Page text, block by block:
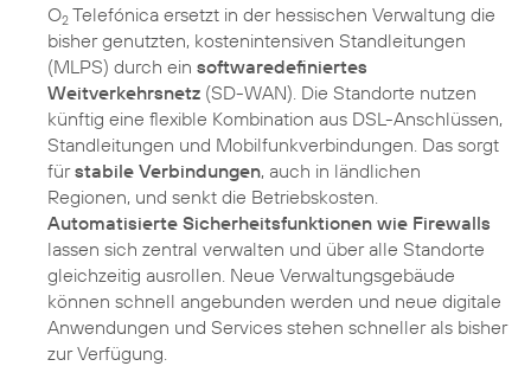
O2 Telefónica ersetzt in der hessischen Verwaltung die
bisher genutzten, kostenintensiven Standleitungen
(MLPS) durch ein softwaredefiniertes
Weitverkehrsnetz (SD-WAN). Die Standorte nutzen
künftig eine flexible Kombination aus DSL-Anschlüssen,
Standleitungen und Mobilfunkverbindungen. Das sorgt
fürstabile Verbindungen, auch in ländlichen
Regionen, und senkt die Betriebskosten.
Automatisierte Sicherheitsfunktionen wie Firewalls
lassen sich zentral verwalten und über alle Standorte
gleichzeitig ausrollen. Neue Verwaltungsgebäude
können schnell angebunden werden und neue digitale
Anwendungen und Services stehen schneller als bisher
zur Verfügung.